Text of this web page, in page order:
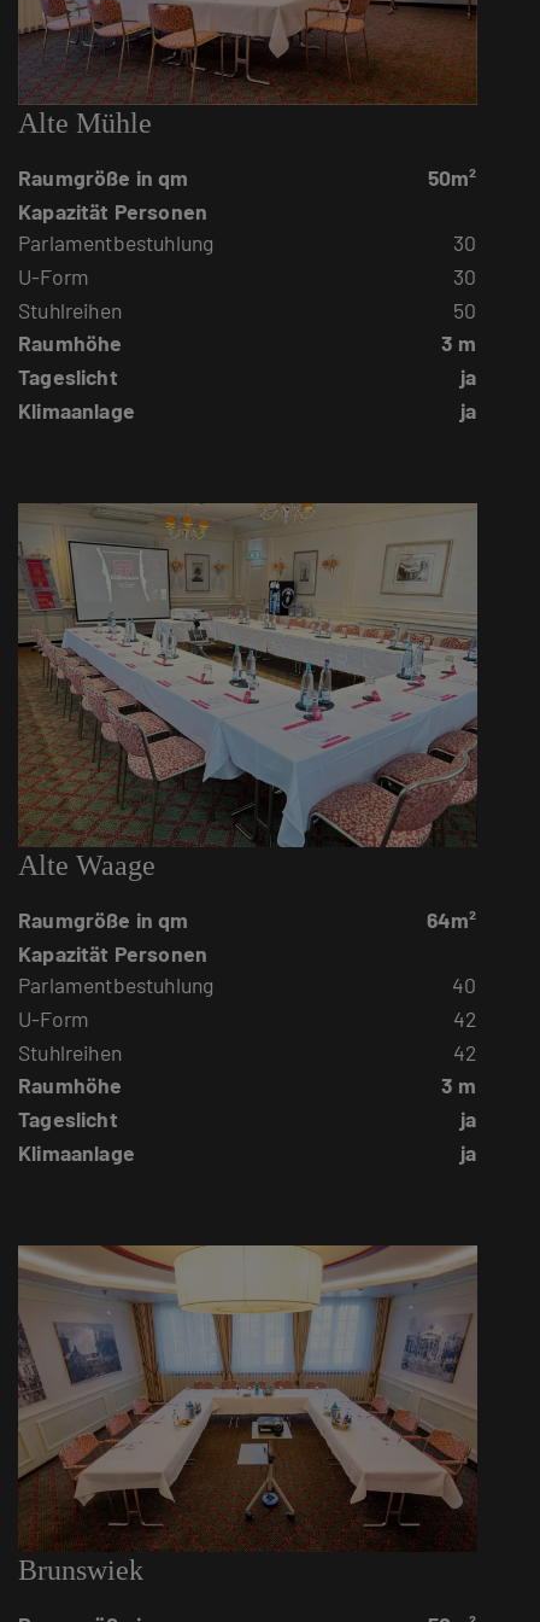
Alte Mühle
Raumgröße in qm
50m²
Kapazität Personen
Parlamentbestuhlung
30
U-Form
30
Stuhlreihen
50
Raumhöhe
3 m
Tageslicht
ja
Klimaanlage
ja
Alte Waage
Raumgröße in qm
64m²
Kapazität Personen
Parlamentbestuhlung
40
U-Form
42
Stuhlreihen
42
Raumhöhe
3 m
Tageslicht
ja
Klimaanlage
ja
Brunswiek